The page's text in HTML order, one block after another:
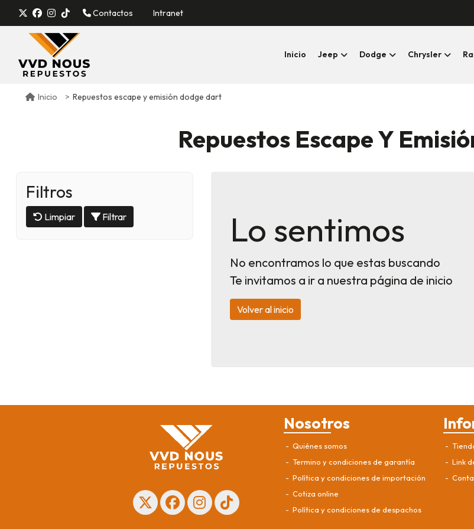
Contactos Intranet
Inicio Jeep Dodge Chrysler
Inicio Repuestos escape y emisión dodge dart
Repuestos Escape Y
Filtros
Limpiar Filtrar Lo sentimos
No encontramos lo que estas buscando
Te invitamos a ir a nuestra página de inicio
Volver al inicio
Nosotros
Quiénes somos
Termino y condiciones de garantía
Política y condiciones de importación
Cotiza online
Política y condiciones de despachos
Link